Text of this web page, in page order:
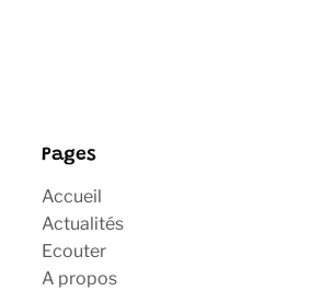
Pages
Accueil
Actualités
Ecouter
A propos